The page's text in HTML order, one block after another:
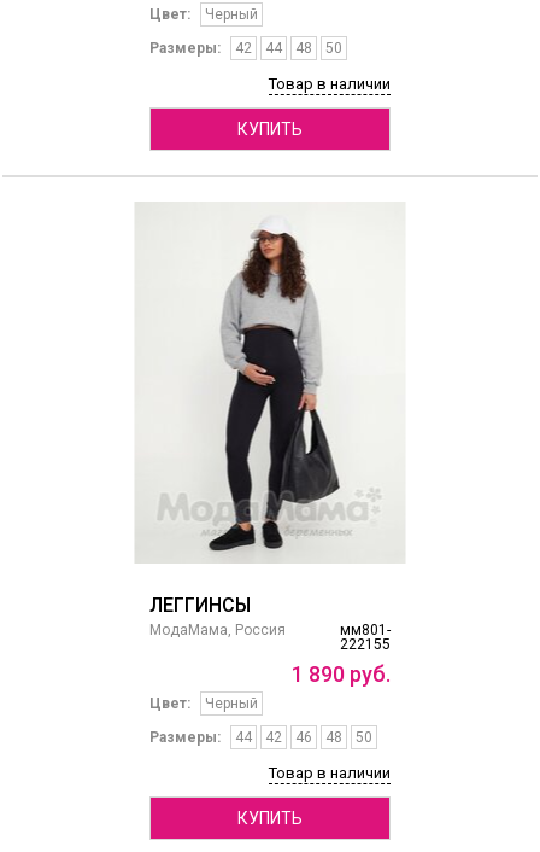
Цвет:
Черный
Размеры:
42 44 48 50
Товар в наличии
КУПИТЬ
ЛЕГГИНСЫ
мм801-
222155
МодаМама, Россия
1 890 руб.
Цвет:
Черный
Размеры:
44 42 46 48 50
Товар в наличии
КУПИТЬ